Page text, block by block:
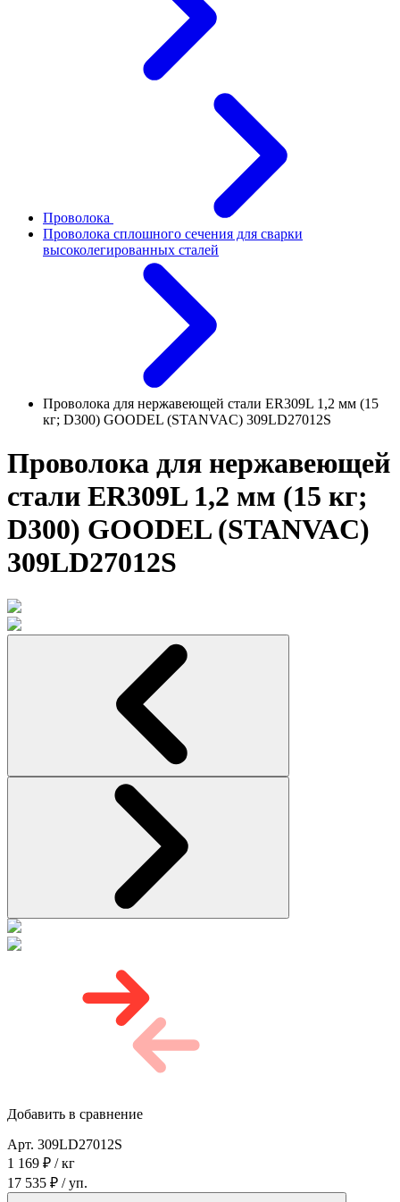
Проволока
Проволока сплошного сечения для сварки
высоколегированных сталей
Проволока для нержавеющей стали ER309L 1,2 мм (15
кг; D300) GOODEL (STANVAC) 309LD27012S
Проволока для нержавеющей
стали ER309L 1,2 мм (15 кг;
D300) GOODEL (STANVAC)
309LD27012S
Добавить в сравнение
Арт. 309LD27012S
1 169 ₽ / кг
17 535 ₽ / уп.